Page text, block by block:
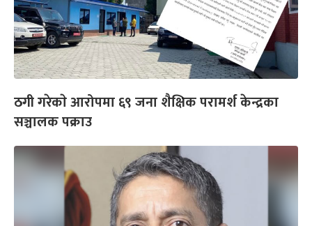
ठगी गरेकाे आरोपमा ६९ जना शैक्षिक परामर्श केन्द्रका
सञ्चालक पक्राउ